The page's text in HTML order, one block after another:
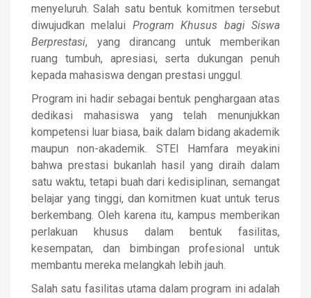
menyeluruh. Salah satu bentuk komitmen tersebut
diwujudkan melalui Program Khusus bagi Siswa
Berprestasi, yang dirancang untuk memberikan
ruang tumbuh, apresiasi, serta dukungan penuh
kepada mahasiswa dengan prestasi unggul.
Program ini hadir sebagai bentuk penghargaan atas
dedikasi mahasiswa yang telah menunjukkan
kompetensi luar biasa, baik dalam bidang akademik
maupun non-akademik. STEI Hamfara meyakini
bahwa prestasi bukanlah hasil yang diraih dalam
satu waktu, tetapi buah dari kedisiplinan, semangat
belajar yang tinggi, dan komitmen kuat untuk terus
berkembang. Oleh karena itu, kampus memberikan
perlakuan khusus dalam bentuk fasilitas,
kesempatan, dan bimbingan profesional untuk
membantu mereka melangkah lebih jauh.
Salah satu fasilitas utama dalam program ini adalah